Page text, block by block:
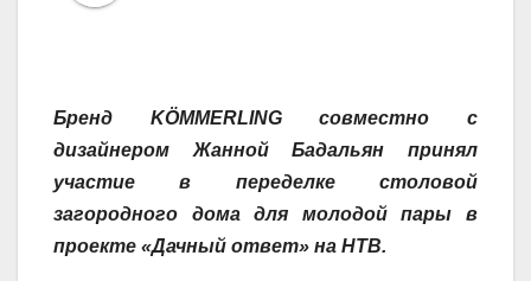
Бренд KÖMMERLING совместно с
дизайнером Жанной Бадальян принял
участие в переделке столовой
загородного дома для молодой пары в
проекте «Дачный ответ» на НТВ.